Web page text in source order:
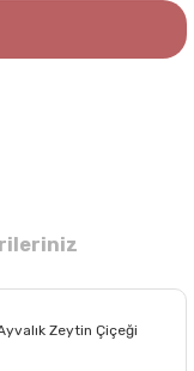
Zeytin Çiçeği